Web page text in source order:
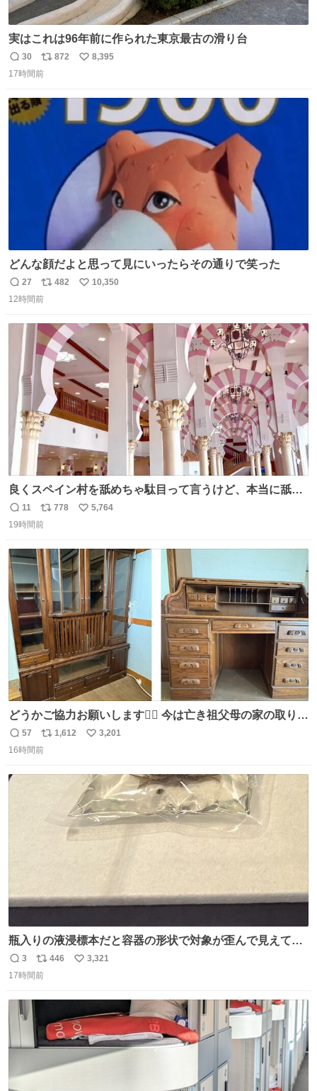
実はこれは96年前に作られた東京最古の滑り台
返
信
30
リ
ポ
ト
数
872
い
8,395
17時間前
どんな顔だよと思って見にいったらその通りで笑った
返
信
27
リ
ポ
ト
数
482
い
10,350
12時間前
良くスペイン村を舐めちゃ駄目って言うけど、本当に舐め
ちゃ行けないのはスペィン村ホテル🏛🏨 だってロビーから
中庭抜けるだけでこの有様🤩 ディズニーホテル泊まってる
ニャは益々素晴らしい場所になってる
返
信
11
リ
ポ
ト
数
778
い
数
5,764
19時間前
どうかご協力お願いします🙇‍♂️ 今は亡き祖父母の家の取り壊
しが決まり、どうしても処分して欲しくない食器棚と机の
引き取り手を探しております この2つは私の祖母が当初一
さで亡くなりましたが、この家具達をとても大切にしてお
りました 続く↓
返
信
57
リ
ポ
1,612
い
数
3,201
16時間前
瓶入りの液浸標本だと容器の形状で対象が歪んで見えてし
まうことから、なるべく歪みがない状態で観察しやすいよ
うにこのような形で保存していると前に科博の先生から教
返
信
3
リ
ポ
数
446
い
3,321
17時間前